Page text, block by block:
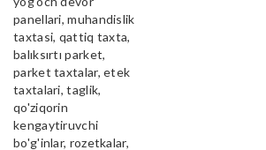
panellari, muhandislik
taxtasi, qattiq taxta,
balıksırtı parket,
parket taxtalar, etek
taxtalari, taglik,
qo'ziqorin
kengaytiruvchi
bo'g'inlar, rozetkalar,